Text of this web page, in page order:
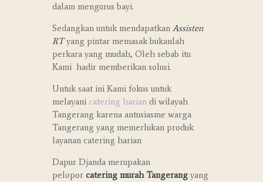
dalam mengurus bayi.
Sedangkan untuk mendapatkan Assisten
RTyang pintar memasak bukanlah
perkara yang mudah, Oleh sebab itu
Kami hadir memberikan solusi.
Untuk saat ini Kami fokus untuk
melayani catering harian di wilayah
Tangerang karena antusiasme warga
Tangerang yang memerlukan produk
layanan catering harian
Dapur Djanda merupakan
pelopor catering murah Tangerang yang